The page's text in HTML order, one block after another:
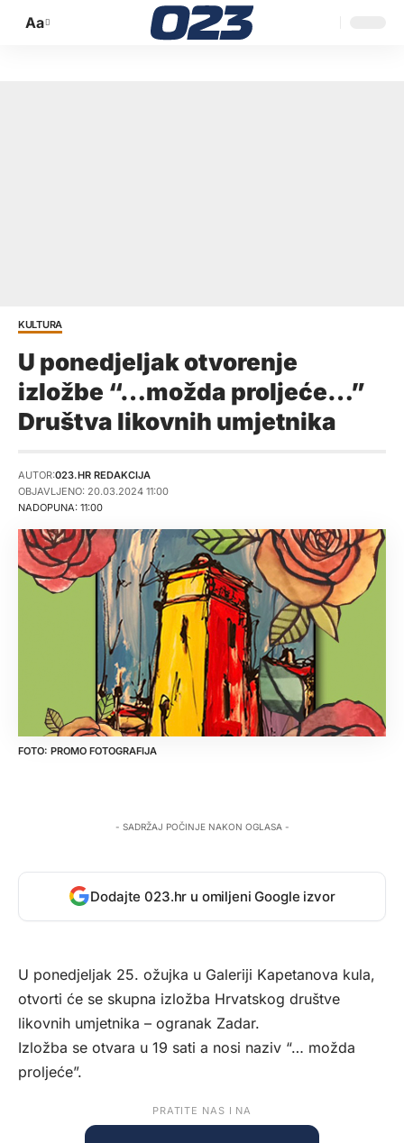
Promijeni
Aa
KULTURA
U ponedjeljak otvorenje
izložbe “…možda proljeće…”
Društva likovnih umjetnika
NADOPUNA: 11:00
AUTOR:023.HR REDAKCIJA
OBJAVLJENO: 20.03.2024 11:00
PROMO FOTOGRAFIJA
- SADRŽAJ POČINJE NAKON OGLASA -
Dodajte 023.hr u omiljeni Google izvor
U ponedjeljak 25. ožujka u Galeriji Kapetanova kula,
otvorti će se skupna izložba Hrvatskog društve
likovnih umjetnika – ogranak Zadar.
Izložba se otvara u 19 sati a nosi naziv “… možda
proljeće”.
PRATITE NAS I NA